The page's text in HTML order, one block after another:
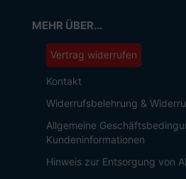
MEHR ÜBER...
Vertrag widerrufen
Kontakt
Widerrufsbelehrung &
Allgemeine
Kundeninformationen
Hinweis zur Entsorgung von